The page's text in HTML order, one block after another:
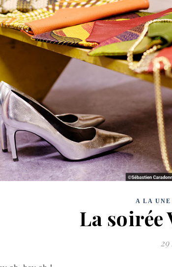
A LA UNE
La soirée
29